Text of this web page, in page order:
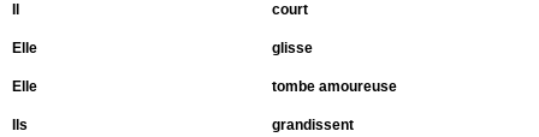
Elle
Elle
Ils
court
glisse
tombe amoureuse
grandissent